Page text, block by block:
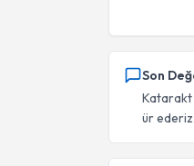
Son
Katarakt
ür